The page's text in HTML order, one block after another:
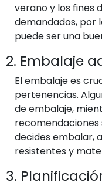
verano y los fines
demandados, por
puede ser una
2. Embalaje
El embalaje es
pertenencias.
de embalaje,
recomendaciones
decides embalar,
resistentes y
3.